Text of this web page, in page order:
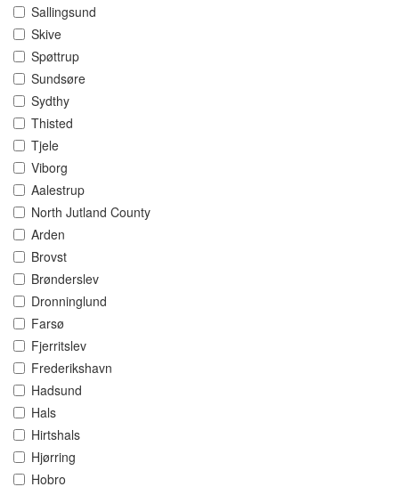
Sallingsund
Skive
Spøttrup
Sundsøre
Sydthy
Thisted
Tjele
Viborg
Aalestrup
North Jutland County
Arden
Brovst
Brønderslev
Dronninglund
Farsø
Fjerritslev
Frederikshavn
Hadsund
Hals
Hirtshals
Hjørring
Hobro